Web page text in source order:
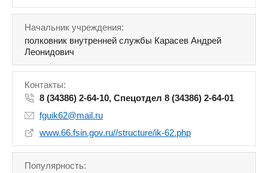
Начальник учреждения:
полковник внутренней службы Карасев Андрей
Леонидович
Контакты:
8 (34386) 2-64-10, Спецотдел 8 (34386) 2-64-01
fguik62@mail.ru
www.66.fsin.gov.ru//structure/ik-62.php
Популярность: